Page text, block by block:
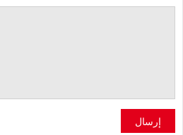
إرسال